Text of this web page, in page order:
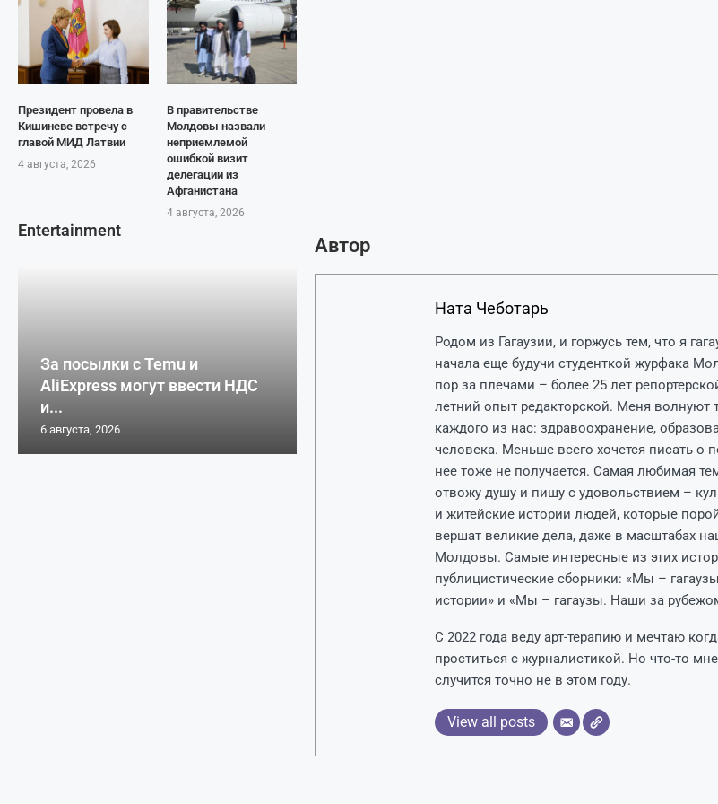
Президент провела в
Кишиневе встречу с
главой МИД Латвии
4 августа, 2026
В правительстве
Молдовы назвали
неприемлемой
ошибкой визит
делегации из
Афганистана
4 августа, 2026
Entertainment
За посылки с Temu и
AliExpress могут ввести НДС
и...
6 августа, 2026
Автор
Ната Чеботарь
Родом из Гагаузии, и горжусь тем, что я
начала еще будучи студенткой журфака
пор за плечами – более 25 лет
летний опыт редакторской. Меня волнуют
каждого из нас: здравоохранение,
человека. Меньше всего хочется писать о
нее тоже не получается. Самая любимая
отвожу душу и пишу с удовольствием –
и житейские истории людей, которые
вершат великие дела, даже в масштабах
Молдовы. Самые интересные из этих
публицистические сборники: «Мы –
истории» и «Мы – гагаузы. Наши за
С 2022 года веду арт-терапию и мечтаю
проститься с журналистикой. Но что-то
случится точно не в этом году.
View all posts